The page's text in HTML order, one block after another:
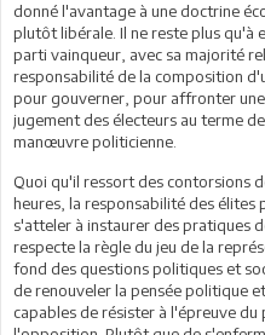
donné l'avantage à une doctrine
plutôt libérale. Il ne reste plus qu'à
parti vainqueur, avec sa majorité
responsabilité de la composition
pour gouverner, pour affronter
jugement des électeurs au terme
manœuvre politicienne.
Quoi qu'il ressort des contorsions
heures, la responsabilité des
s'atteler à instaurer des pratiques
respecte la règle du jeu de la
fond des questions politiques et
de renouveler la pensée politique
capables de résister à l'épreuve